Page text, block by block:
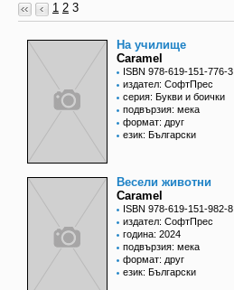
1 2 3
На училище
Caramel
ISBN 978-619-151-776-3
издател: СофтПрес
серия: Букви и боички
подвързия: мека
формат: друг
език: Български
Весели животни
Caramel
ISBN 978-619-151-982-8
издател: СофтПрес
година: 2024
подвързия: мека
формат: друг
език: Български